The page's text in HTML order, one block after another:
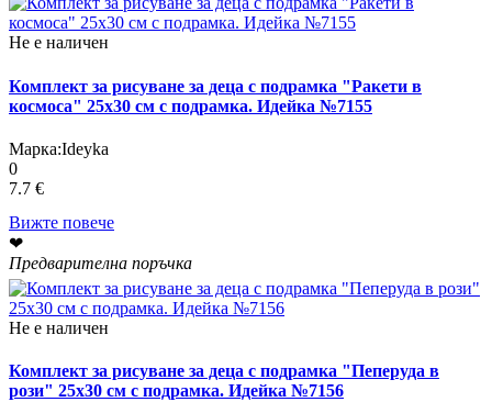
Не е наличен
Комплект за рисуване за деца с подрамка "Ракети в
космоса" 25х30 см с подрамка. Идейка №7155
Марка:Ideyka
0
7.7 €
Вижте повече
❤
Предварителна поръчка
Не е наличен
Комплект за рисуване за деца с подрамка "Пеперуда в
рози" 25х30 см с подрамка. Идейка №7156